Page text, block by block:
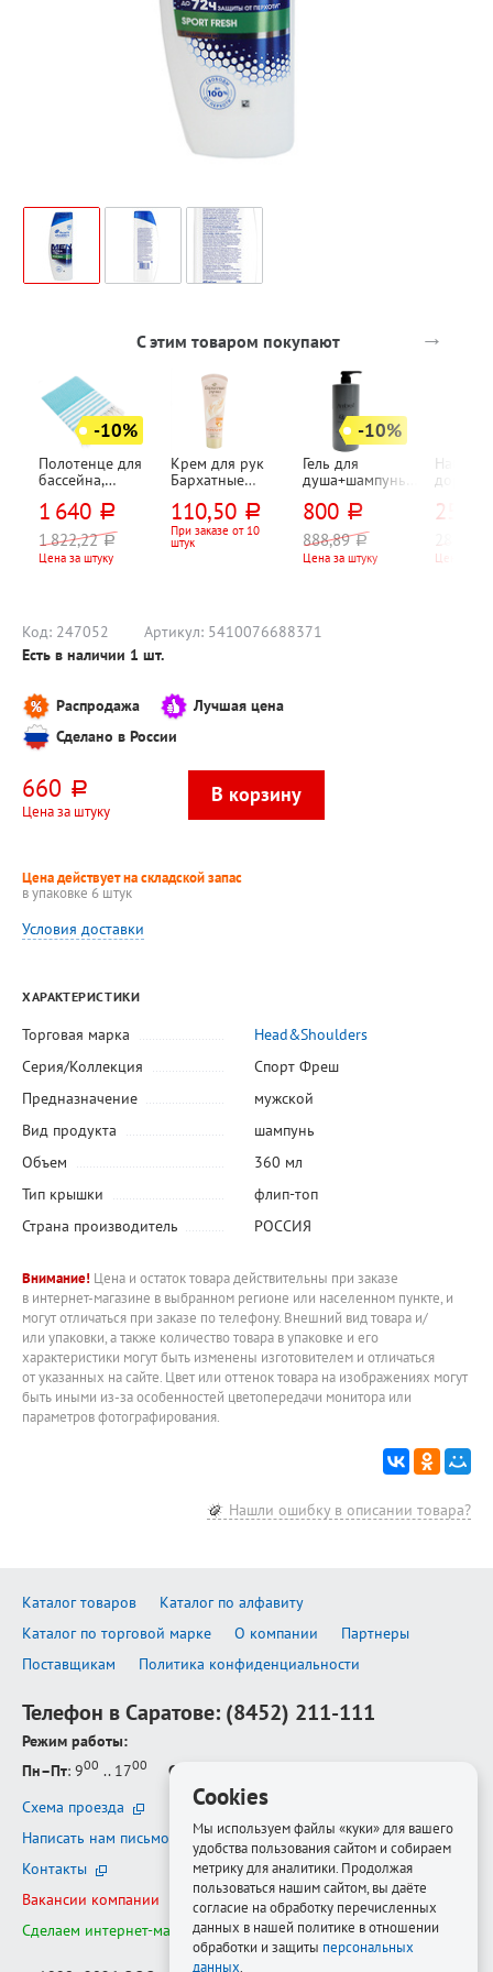
С этим товаром покупают →
-10%
Полотенце для
бассейна,
пляжа и
активного
отдыха, LoveLife,
"Вафля (Waffle)",
1 640 руб.
1 822,22 руб.
Цена за штуку
Крем для рук
Бархатные
"Питательный",
80мл
110,50 руб.
При заказе от 10
штук
-10%
Гель для
душа+шампунь
профессионал
(Ambree
professional)", "2
в 1", "Розовый
парфюмированн
800 руб.
888,89 руб.
Цена за штуку
Набор
30г+
257
Цена за
Код: 247052 Артикул: 5410076688371
Есть в наличии 1 шт.
Распродажа
Лучшая цена
Сделано в России
660 руб.
Цена за штуку
Цена действует на складской запас
в упаковке 6 штук
Условия доставки
ХАРАКТЕРИСТИКИ
Торговая марка
Head&Shoulders
Серия/Коллекция
Спорт Фреш
Предназначение
мужской
Вид продукта
шампунь
Объем
360 мл
Тип крышки
флип-топ
Страна производитель
РОССИЯ
Внимание! Цена и остаток товара действительны при заказе
в интернет-магазине в выбранном регионе или населенном пункте, и
могут отличаться при заказе по телефону. Внешний вид товара и/
или упаковки, а также количество товара в упаковке и его
характеристики могут быть изменены изготовителем и отличаться
от указанных на сайте. Цвет или оттенок товара на изображениях могут
быть иными из-за особенностей цветопередачи монитора или
параметров фотографирования.
Нашли ошибку в описании товара?
Каталог товаров
Каталог по алфавиту
Каталог по торговой марке
О компании
Партнеры
Поставщикам
Политика конфиденциальности
Телефон в Саратове: (8452) 211-111
Режим работы:
Пн–Пт: 900 .. 1700 Сб–Вс
Схема проезда
Написать нам письмо
Контакты
Вакансии компании
Сделаем интернет-магазин ещё лучше
Cookies
Мы используем файлы «куки» для вашего
удобства пользования сайтом и собираем
метрику для аналитики. Продолжая
пользоваться нашим сайтом, вы даёте
согласие на обработку перечисленных
данных в нашей политике в отношении
обработки и защиты персональных
данных